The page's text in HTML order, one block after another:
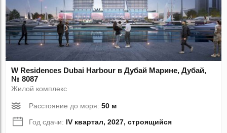
W Residences Dubai Harbour в Дубай Марине, Дубай,
№ 8087
Жилой комплекс
Расстояние до моря:50 м
Год сдачи: IV квартал, 2027, строящийся